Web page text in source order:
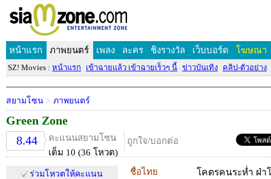
หน้าแรก ภาพยนตร์ เพลง ละคร ชิงรางวัล เว็บบอร์ด โฆษณา
SZ! Movies : หน้าแรก เข้าฉายแล้ว เข้าฉายเร็วๆ นี้ ข่าวบันเทิง คลิป-ตัวอย่าง
สยามโซน > ภาพยนตร์
Green Zone
8.44
คะแนนสยามโซน
เต็ม 10 (36 โหวต)
ถูกใจ/บอกต่อ
ร่วมโหวตให้คะแนน
ชื่อไทย โคตรคนระห่ำ ฝ่า